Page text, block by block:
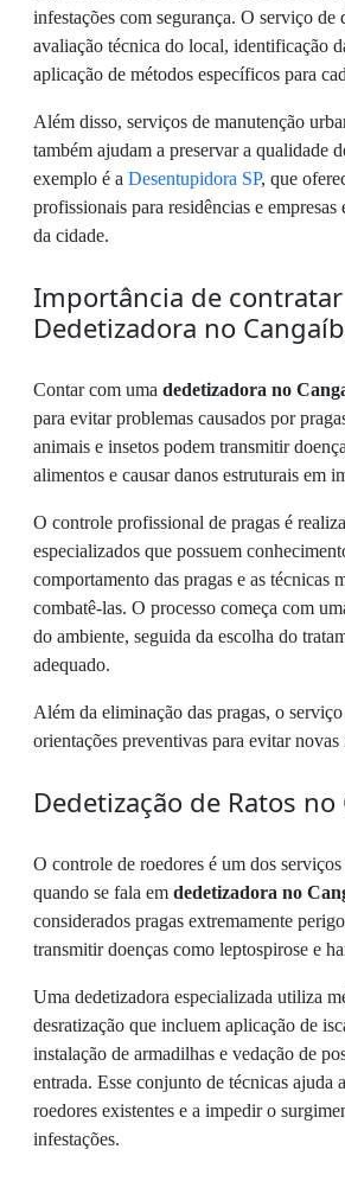
infestações com segurança. O serviço de
avaliação técnica do local, identificação
aplicação de métodos específicos para
Além disso, serviços de manutenção
também ajudam a preservar a qualidade
exemplo é a Desentupidora SP, que
profissionais para residências e empresas
da cidade.
Importância de
Dedetizadora no
Contar com uma dedetizadora no
para evitar problemas causados por
animais e insetos podem transmitir
alimentos e causar danos estruturais em
O controle profissional de pragas é
especializados que possuem
comportamento das pragas e as técnicas
combatê-las. O processo começa com
do ambiente, seguida da escolha do
adequado.
Além da eliminação das pragas, o
orientações preventivas para evitar novas
Dedetização de Ratos no
O controle de roedores é um dos
quando se fala em dedetizadora no
considerados pragas extremamente
transmitir doenças como leptospirose e
Uma dedetizadora especializada utiliza
desratização que incluem aplicação de
instalação de armadilhas e vedação de
entrada. Esse conjunto de técnicas ajuda
roedores existentes e a impedir o
infestações.